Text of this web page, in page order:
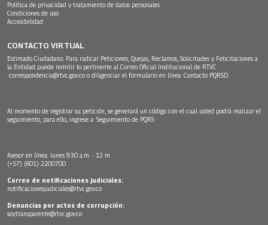
Política de privacidad y tratamiento de datos personales
Condiciones de uso
Accesibilidad
CONTACTO VIRTUAL
Estimado Ciudadano: Para radicar Peticiones, Quejas, Reclamos, Solicitudes y Felicitaciones a
la Entidad puede remitir lo pertinente al Correo Oficial Institucional de RTVC
correspondencia@rtvc.gov.co o diligenciar el formulario en línea: Contacto PQRSD.
Al momento de registrar su petición, se generará un código con el cual usted podrá realizar el
seguimiento, para ello, ingrese a: Seguimiento de PQRS
Asesor en línea: lunes 9:30 a.m. - 12 m
(+57) (601) 2200700
Correo de notificaciones judiciales:
notificacionesjudiciales@rtvc.gov.co
Denuncias por actos de corrupción:
soytransparente@rtvc.gov.co